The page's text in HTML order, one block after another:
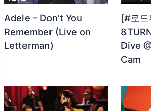
Adele – Don’t You
Remember (Live on
Letterman)
[#로드
Dive
Cam